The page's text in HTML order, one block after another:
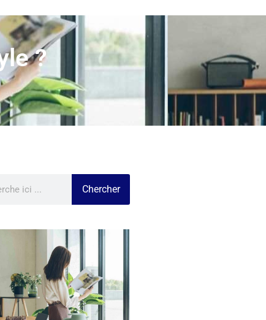
?
Chercher